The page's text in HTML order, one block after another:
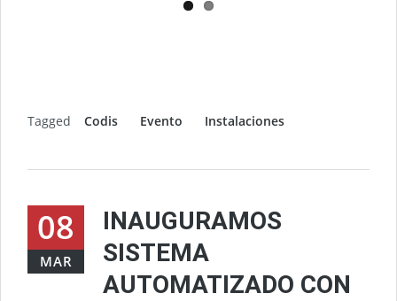
Tagged Codis Evento Instalaciones
08
MAR
INAUGURAMOS
SISTEMA
AUTOMATIZADO CON